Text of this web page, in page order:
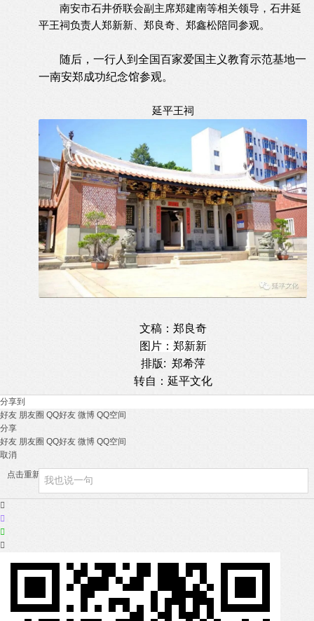
南安市石井侨联会副主席郑建南等相关领导，石井延
平王祠负责人郑新新、郑良奇、郑鑫松陪同参观。
随后，一行人到全国百家爱国主义教育示范基地一
一南安郑成功纪念馆参观。
延平王祠
文稿：郑良奇
图片：郑新新
排版: 郑希萍
转自：延平文化
分享到
好友 朋友圈 QQ好友 微博 QQ空间
分享
好友 朋友圈 QQ好友 微博 QQ空间
取消
点击重新加载



